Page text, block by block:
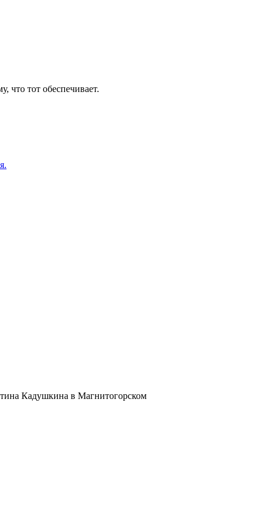
что тот обеспечивает.
Кадушкина в Магнитогорском